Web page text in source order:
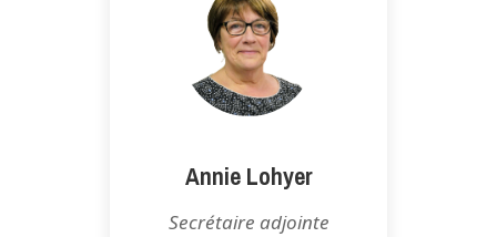
Annie Lohyer
Secrétaire adjointe